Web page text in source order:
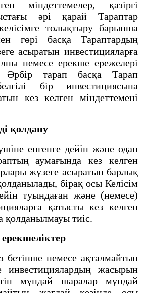
міндеттемелер, қазіргі
әрі қарай Тараптар
толықтыру барынша
гөрі басқа Тараптардың
асыратын инвестицияларға
немесе ерекше ережелері
тарап басқа Тарап
бір инвестициясына
кез келген міндеттемені
қолдану
енгенге дейін және одан
аумағында кез келген
жүзеге асыратын барлық
бірақ осы Келісім
туындаған және (немесе)
қатысты кез келген
қолданылмауы тиіс.
немесе ақталмайтын
инвестициялардың жасырын
мұндай шаралар мұндай